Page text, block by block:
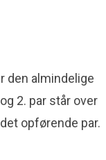
den almindelige
2. par står over
opførende par.